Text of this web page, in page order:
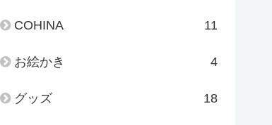
COHINA 11
お絵かき 4
グッズ 18